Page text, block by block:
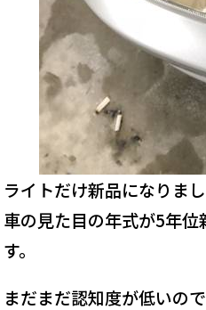
ライトだけ新品になりまし
車の見た目の年式が5年
す。
まだまだ認知度が低いの